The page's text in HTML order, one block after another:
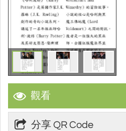
觀看
分享 QR Code